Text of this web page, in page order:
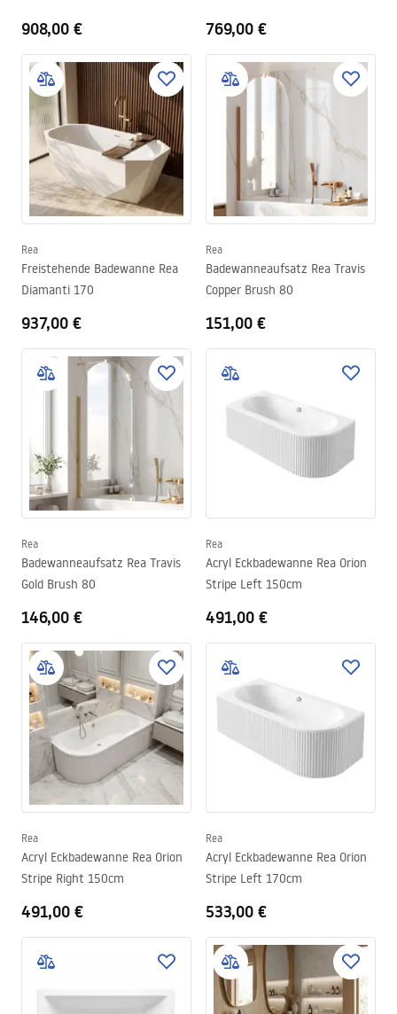
908,00 € 769,00 €
Rea
Freistehende Badewanne Rea
Diamanti 170
937,00 €
Rea
Badewanneaufsatz Rea Travis
Copper Brush 80
151,00 €
Rea
Badewanneaufsatz Rea Travis
Gold Brush 80
146,00 €
Rea
Acryl Eckbadewanne Rea Orion
Stripe Left 150cm
491,00 €
Rea
Acryl Eckbadewanne Rea Orion
Stripe Right 150cm
491,00 €
Rea
Acryl Eckbadewanne Rea Orion
Stripe Left 170cm
533,00 €